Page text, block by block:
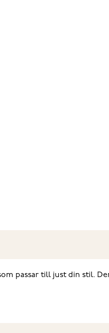
passar till just din stil.